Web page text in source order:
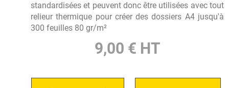
standardisées et peuvent donc être utilisées avec tout
relieur thermique pour créer des dossiers A4 jusqu'à
300 feuilles 80 gr/m²
9,00 € HT